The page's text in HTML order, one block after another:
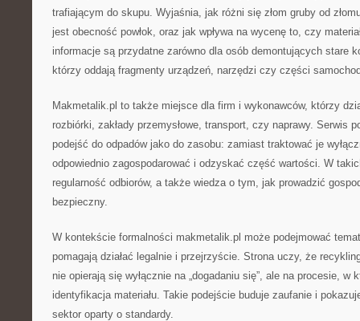
trafiającym do skupu. Wyjaśnia, jak różni się złom gruby od
jest obecność powłok, oraz jak wpływa na wycenę to, czy
informacje są przydatne zarówno dla osób demontujących stare
którzy oddają fragmenty urządzeń, narzędzi czy części
Makmetalik.pl to także miejsce dla firm i wykonawców, którzy
rozbiórki, zakłady przemysłowe, transport, czy naprawy. Serwis
podejść do odpadów jako do zasobu: zamiast traktować je
odpowiednio zagospodarować i odzyskać część wartości. W
regularność odbiorów, a także wiedza o tym, jak prowadzić
bezpieczny.
W kontekście formalności makmetalik.pl może podejmować
pomagają działać legalnie i przejrzyście. Strona uczy, że
nie opierają się wyłącznie na „dogadaniu się”, ale na procesie, w
identyfikacja materiału. Takie podejście buduje zaufanie i
sektor oparty o standardy.